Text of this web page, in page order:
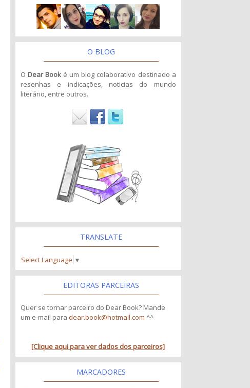
O BLOG
O Dear Book é um blog colaborativo destinado a
resenhas e indicações, noticias do mundo
literário, entre outros.
TRANSLATE
Select Language ▼
EDITORAS PARCEIRAS
Quer se tornar parceiro do Dear Book? Mande
um e-mail para dear.book@hotmail.com ^^
[Clique aqui para ver dados dos parceiros]
MARCADORES